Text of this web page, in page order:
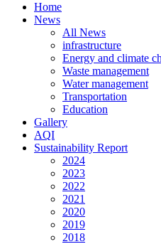
Home
News
All News
infrastructure
Energy and climate
Waste management
Water management
Transportation
Education
Gallery
AQI
Sustainability Report
2024
2023
2022
2021
2020
2019
2018